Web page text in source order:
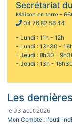
Secrétariat
Maison en terre -
04 76 82 56 44
- Lundi : 11h - 12h
- Lundi : 13h30 -
- Jeudi : 8h30 -
- Jeudi : 13h - 16h30
Les
le 03 août 2026
Mon Compte : l'outil